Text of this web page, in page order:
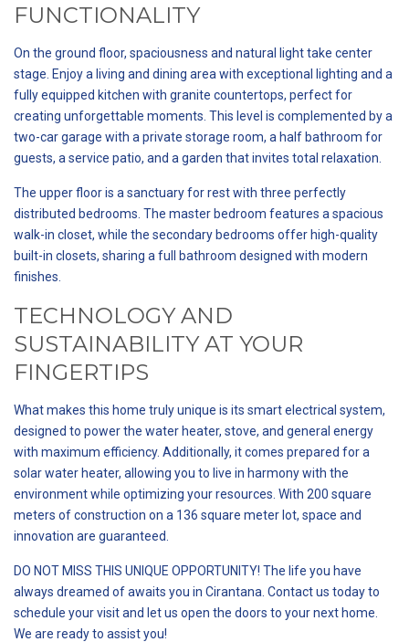
FUNCTIONALITY
On the ground floor, spaciousness and natural light take center
stage. Enjoy a living and dining area with exceptional lighting and a
fully equipped kitchen with granite countertops, perfect for
creating unforgettable moments. This level is complemented by a
two-car garage with a private storage room, a half bathroom for
guests, a service patio, and a garden that invites total relaxation.
The upper floor is a sanctuary for rest with three perfectly
distributed bedrooms. The master bedroom features a spacious
walk-in closet, while the secondary bedrooms offer high-quality
built-in closets, sharing a full bathroom designed with modern
finishes.
TECHNOLOGY AND
SUSTAINABILITY AT YOUR
FINGERTIPS
What makes this home truly unique is its smart electrical system,
designed to power the water heater, stove, and general energy
with maximum efficiency. Additionally, it comes prepared for a
solar water heater, allowing you to live in harmony with the
environment while optimizing your resources. With 200 square
meters of construction on a 136 square meter lot, space and
innovation are guaranteed.
DO NOT MISS THIS UNIQUE OPPORTUNITY! The life you have
always dreamed of awaits you in Cirantana. Contact us today to
schedule your visit and let us open the doors to your next home.
We are ready to assist you!